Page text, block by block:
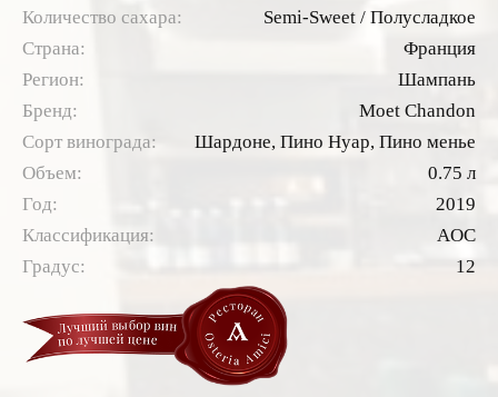
Количество сахара:
Semi-Sweet / Полусладкое
Страна:
Франция
Регион:
Шампань
Бренд:
Moet Chandon
Сорт винограда:
Шардоне, Пино Нуар, Пино менье
Объем:
0.75 л
Год:
2019
Классификация:
AOC
Градус:
12